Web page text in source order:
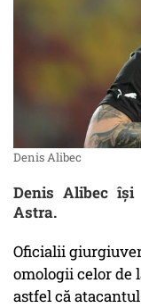
Denis Alibec
Denis Alibec îşi
Astra.
Oficialii
omologii celor de
astfel că